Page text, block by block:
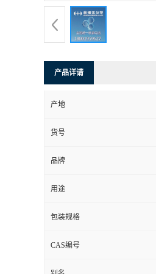
产品详请
产地
货号
品牌
用途
包装规格
CAS编号